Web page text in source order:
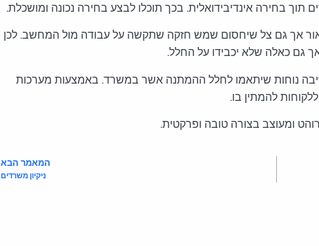
תוך בחירה אינדיבידואלית. בכך תוכלו לבצע בחירה נכונה ומושכלת.
אך גם צל שיחסום שמש חזקה שתקשה על עבודה מול המחשב. לכן
גם כאלה שלא יכבידו על החלל.
נוחות שיתאמו לחלל ההמתנה אשר במשרד. באמצעות מערכות
להמתין בו.
ומעוצב בצורה טובה ופרקטית.
המאמר הבא
ניקיון משרדים